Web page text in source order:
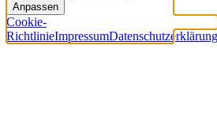
Anpassen
Cookie-
RichtlinieImpressumDatenschutzerklärung